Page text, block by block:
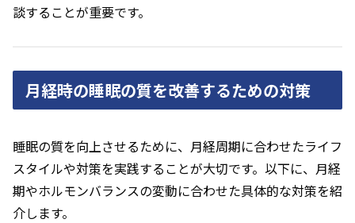
談することが重要です。
月経時の睡眠の質を改善するための対策
睡眠の質を向上させるために、月経周期に合わせたライフ
スタイルや対策を実践することが大切です。以下に、月経
期やホルモンバランスの変動に合わせた具体的な対策を紹
介します。